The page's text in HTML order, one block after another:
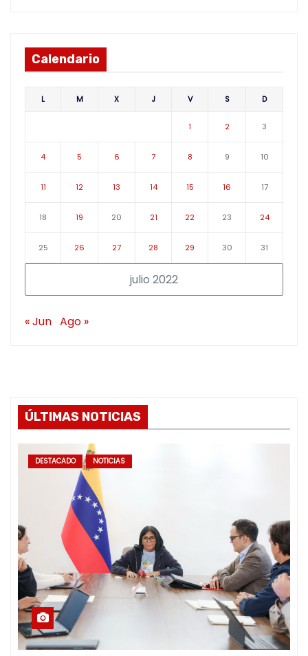
Calendario
julio 2022
L M X J V S D
1 2 3
4 5 6 7 8 9 10
11 12 13 14 15 16 17
18 19 20 21 22 23 24
25 26 27 28 29 30 31
« Jun Ago »
ÚLTIMAS NOTICIAS
DESTACADO NOTICIAS